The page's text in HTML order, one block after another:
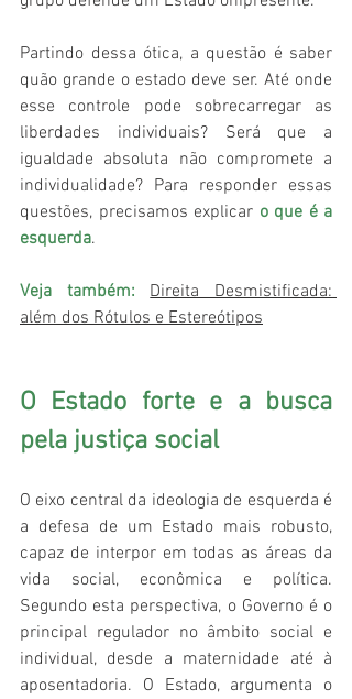
Partindo dessa ótica, a questão é saber
quão grande o estado deve ser. Até onde
esse controle pode sobrecarregar as
liberdades individuais? Será que a
igualdade absoluta não compromete a
individualidade? Para responder essas
questões, precisamos explicar o que é a
esquerda.
Veja também:
Direita Desmistificada:
além dos Rótulos e Estereótipos
O Estado forte e a busca
pela justiça social
O eixo central da ideologia de esquerda é
a defesa de um Estado mais robusto,
capaz de interpor em todas as áreas da
vida social, econômica e política.
Segundo esta perspectiva, o Governo é o
principal regulador no âmbito social e
individual, desde a maternidade até à
aposentadoria. O Estado, argumenta o